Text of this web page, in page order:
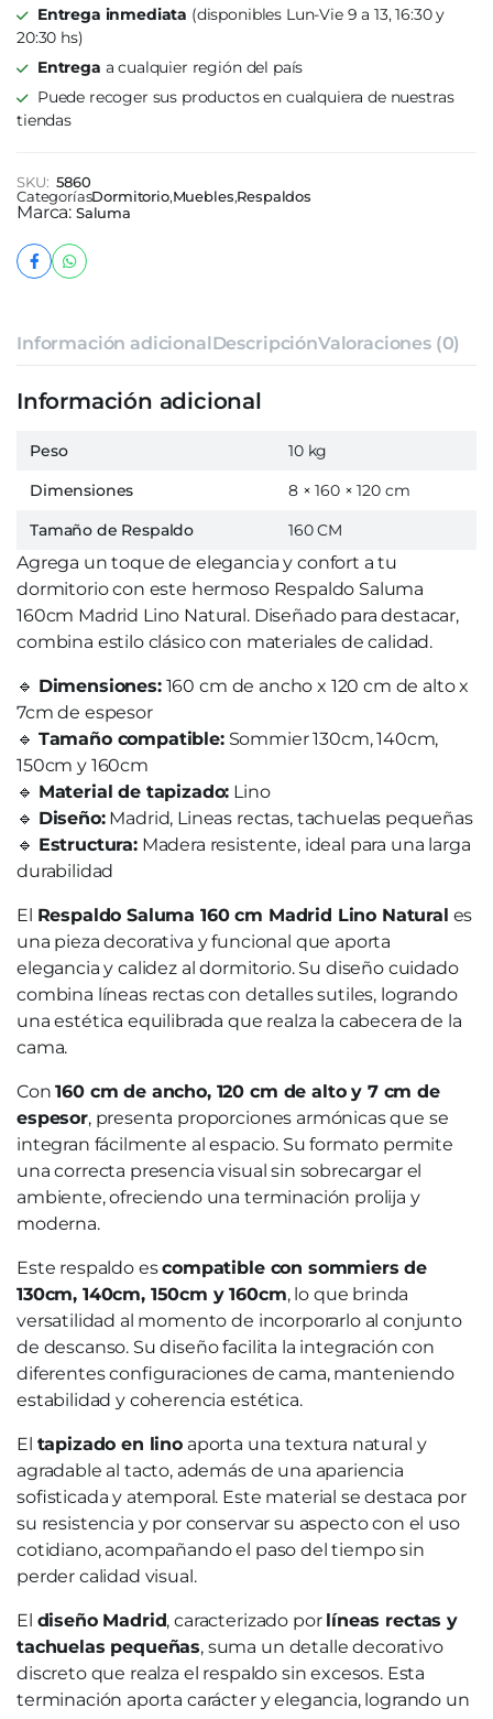
Entrega inmediata (disponibles Lun-Vie 9 a 13, 16:30 y
20:30 hs)
Entrega a cualquier región del país
Puede recoger sus productos en cualquiera de nuestras
tiendas
SKU: 5860
CategoríasDormitorio,Muebles,Respaldos
Marca: Saluma
Información adicionalDescripciónValoraciones (0)
Información adicional
Peso
10 kg
Dimensiones
8 × 160 × 120 cm
Tamaño de Respaldo
160 CM
Agrega un toque de elegancia y confort a tu
dormitorio con este hermoso Respaldo Saluma
160cm Madrid Lino Natural. Diseñado para destacar,
combina estilo clásico con materiales de calidad.
🔹 Dimensiones:160 cm de ancho x 120 cm de alto x
7cm de espesor
🔹 Tamaño compatible:Sommier 130cm, 140cm,
150cm y 160cm
🔹 Material de tapizado: Lino
🔹 Diseño:Madrid, Lineas rectas, tachuelas pequeñas
🔹 Estructura:Madera resistente, ideal para una larga
durabilidad
El Respaldo Saluma 160 cm Madrid Lino Natural es
una pieza decorativa y funcional que aporta
elegancia y calidez al dormitorio. Su diseño cuidado
combina líneas rectas con detalles sutiles, logrando
una estética equilibrada que realza la cabecera de la
cama.
Con160 cm de ancho, 120 cm de alto y 7 cm de
espesor, presenta proporciones armónicas que se
integran fácilmente al espacio. Su formato permite
una correcta presencia visual sin sobrecargar el
ambiente, ofreciendo una terminación prolija y
moderna.
Este respaldo escompatible con sommiers de
130cm, 140cm, 150cm y 160cm, lo que brinda
versatilidad al momento de incorporarlo al conjunto
de descanso. Su diseño facilita la integración con
diferentes configuraciones de cama, manteniendo
estabilidad y coherencia estética.
El tapizado en linoaporta una textura natural y
agradable al tacto, además de una apariencia
sofisticada y atemporal. Este material se destaca por
su resistencia y por conservar su aspecto con el uso
cotidiano, acompañando el paso del tiempo sin
perder calidad visual.
El diseño Madrid, caracterizado por líneas rectas y
tachuelas pequeñas, suma un detalle decorativo
discreto que realza el respaldo sin excesos. Esta
terminación aporta carácter y elegancia, logrando un